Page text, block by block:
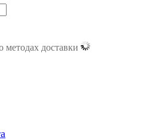
доставки